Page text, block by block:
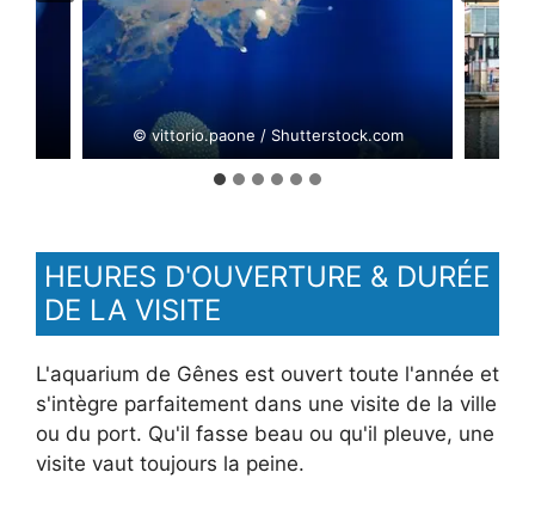
© vittorio.paone / Shutterstock.com
HEURES D'OUVERTURE & DURÉE
DE LA VISITE
L'aquarium de Gênes est ouvert toute l'année et
s'intègre parfaitement dans une visite de la ville
ou du port. Qu'il fasse beau ou qu'il pleuve, une
visite vaut toujours la peine.